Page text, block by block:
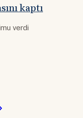
kaptı
verdi